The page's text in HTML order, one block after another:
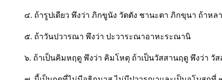
๔. ถ้ารูปเดียว พึงว่า ภิกขูนัง วัตตัง ชานะตา ภิกขุนา ถ้าห
๕. ถ้าวันปวารณา พึงว่า ปะวาระณาอาหะระณานิ
๖. ถ้าเป็นคิมหฤดู พึงว่า คิมโหตุ ถ้าเป็นวัสสานฤดู พึงว่า วั